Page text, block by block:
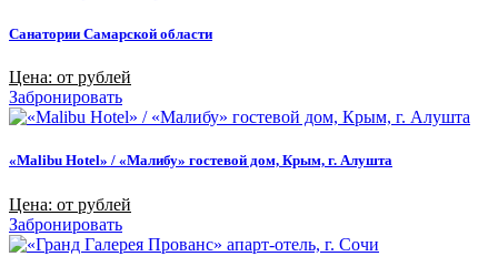
Санатории Самарской области
Цена: от рублей
Забронировать
«Malibu Hotel» / «Малибу» гостевой дом, Крым, г. Алушта
Цена: от рублей
Забронировать